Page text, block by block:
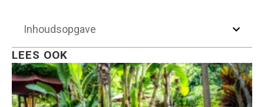
Inhoudsopgave
LEES OOK